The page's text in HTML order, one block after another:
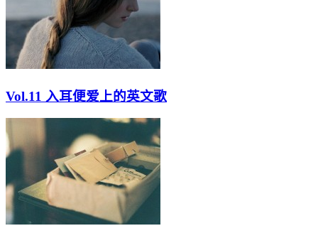
Vol.11 入耳便爱上的英文歌